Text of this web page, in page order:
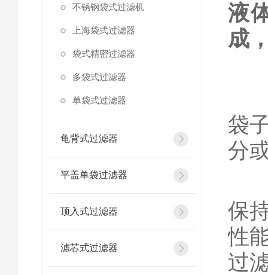
不锈钢袋式过滤机
上海袋式过滤器
袋式精密过滤器
多袋式过滤器
单袋式过滤器
龟背式过滤器
平盖单袋过滤器
顶入式过滤器
滤芯式过滤器
液
成
袋
分
保
性
过